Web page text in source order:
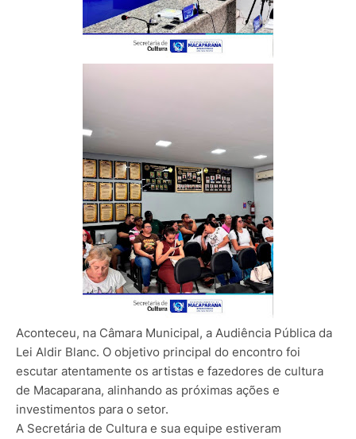
Aconteceu, na Câmara Municipal, a Audiência Pública da
Lei Aldir Blanc. O objetivo principal do encontro foi
escutar atentamente os artistas e fazedores de cultura
de Macaparana, alinhando as próximas ações e
investimentos para o setor.
A Secretária de Cultura e sua equipe estiveram